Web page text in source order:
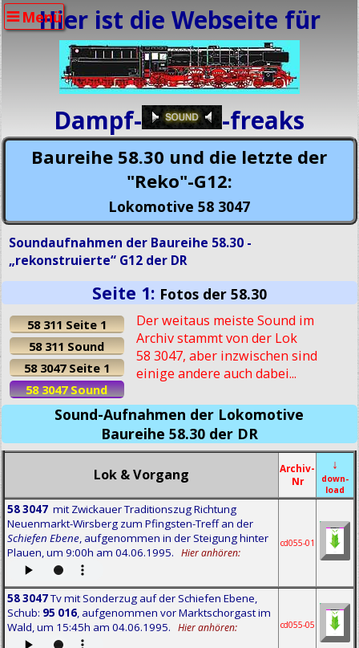
Menü
Hier ist die Webseite für
Dampf- -freaks
Baureihe 58.30 und die letzte der
"Reko"-G12:
Lokomotive 58 3047
Soundaufnahmen der Baureihe 58.30 -
„rekonstruierte“ G12 der DR
Seite 1: Fotos der 58.30
58 311 Seite 1
58 311 Sound
58 3047 Seite 1
58 3047 Sound
Der weitaus meiste Sound im
Archiv stammt von der Lok
58 3047, aber inzwischen sind
einige andere auch dabei...
Sound-Aufnahmen der Lokomotive
Baureihe 58.30 der DR
Lok & Vorgang
Archiv-
Nr
↓
down-
load
58 3047 mit Zwickauer Traditionszug Richtung
Neuenmarkt-Wirsberg zum Pfingsten-Treff an der
Schiefen Ebene, aufgenommen in der Steigung hinter
Plauen, um 9:00h am 04.06.1995.
Hier anhören:
cd055-01
58 3047Tv mit Sonderzug auf der Schiefen Ebene,
Schub: 95 016, aufgenommen vor Marktschorgast im
Wald, um 15:45h am 04.06.1995.
Hier anhören: cd055-05